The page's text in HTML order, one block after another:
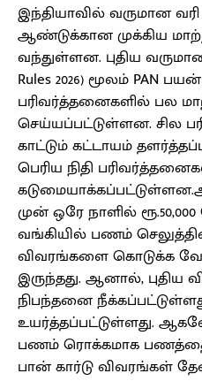
இந்தியாவில் வருமான வரி
ஆண்டுக்கான முக்கிய
வந்துள்ளன. புதிய வருமான
Rules 2026) மூலம் PAN
பரிவர்த்தனைகளில் பல
செய்யப்பட்டுள்ளன. சில
காட்டும் கட்டாயம்
பெரிய நிதி
முன் ஒரே நாளில்
வங்கியில் பணம்
விவரங்களை கொடுக்க
இருந்தது. ஆனால், புதிய
நிபந்தனை
உயர்த்தப்பட்டுள்ளது.
பணம் ரொக்கமாக பணத்தை
பான் கார்டு விவரங்கள்